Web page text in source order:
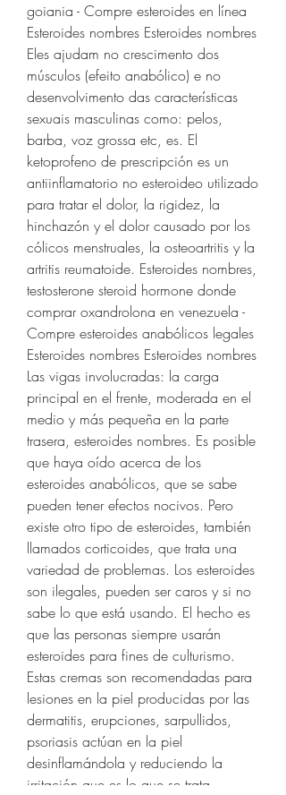
goiania - Compre esteroides en línea
Esteroides nombres Esteroides nombres
Eles ajudam no crescimento dos
músculos (efeito anabólico) e no
desenvolvimento das características
sexuais masculinas como: pelos,
barba, voz grossa etc, es. El
ketoprofeno de prescripción es un
antiinflamatorio no esteroideo utilizado
para tratar el dolor, la rigidez, la
hinchazón y el dolor causado por los
cólicos menstruales, la osteoartritis y la
artritis reumatoide. Esteroides nombres,
testosterone steroid hormone donde
comprar oxandrolona en venezuela -
Compre esteroides anabólicos legales
Esteroides nombres Esteroides nombres
Las vigas involucradas: la carga
principal en el frente, moderada en el
medio y más pequeña en la parte
trasera, esteroides nombres. Es posible
que haya oído acerca de los
esteroides anabólicos, que se sabe
pueden tener efectos nocivos. Pero
existe otro tipo de esteroides, también
llamados corticoides, que trata una
variedad de problemas. Los esteroides
son ilegales, pueden ser caros y si no
sabe lo que está usando. El hecho es
que las personas siempre usarán
esteroides para fines de culturismo.
Estas cremas son recomendadas para
lesiones en la piel producidas por las
dermatitis, erupciones, sarpullidos,
psoriasis actúan en la piel
desinflamándola y reduciendo la
irritación que es lo que se trata